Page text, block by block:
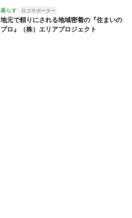
暮らす ロコサポーター
地元で頼りにされる地域密着の『住まいの
プロ』（株）エリアプロジェクト